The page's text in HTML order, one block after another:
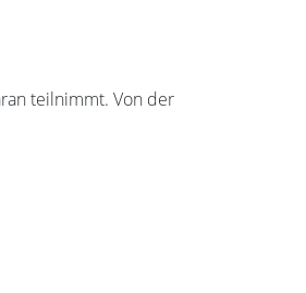
teilnimmt. Von der